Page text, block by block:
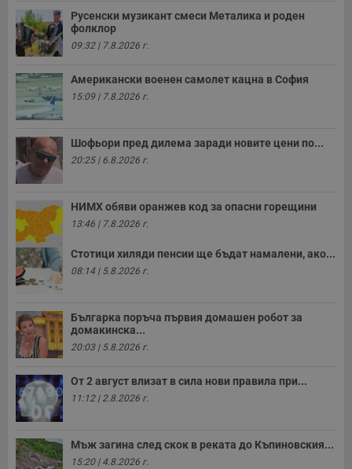
Русенски музикант смеси Металика и роден
фолклор
09:32 | 7.8.2026 г.
Американски военен самолет кацна в София
15:09 | 7.8.2026 г.
Шофьори пред дилема заради новите цени по...
20:25 | 6.8.2026 г.
НИМХ обяви оранжев код за опасни горещини
13:46 | 7.8.2026 г.
Стотици хиляди пенсии ще бъдат намалени, ако...
08:14 | 5.8.2026 г.
Българка поръча първия домашен робот за
домакинска...
20:03 | 5.8.2026 г.
От 2 август влизат в сила нови правила при...
11:12 | 2.8.2026 г.
Мъж загина след скок в реката до Къпиновския...
15:20 | 4.8.2026 г.